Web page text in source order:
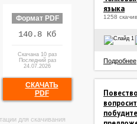
Формат PDF
140.8 Кб
Скачана 10 раз
Последний раз
24.07.2026
СКАЧАТЬ
PDF
для скачивания
языка
1258
Подробнее